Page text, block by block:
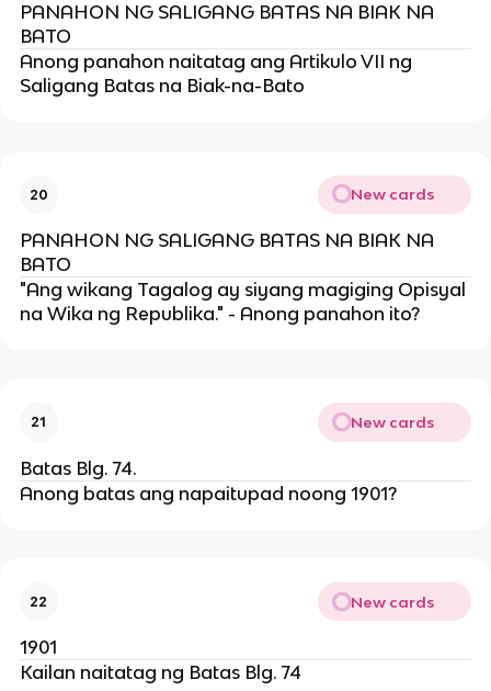
PANAHON NG SALIGANG BATAS NA BIAK NA
BATO
Anong panahon naitatag ang Artikulo VII ng
Saligang Batas na Biak-na-Bato
20 New cards
PANAHON NG SALIGANG BATAS NA BIAK NA
BATO
"Ang wikang Tagalog ay siyang magiging Opisyal
na Wika ng Republika." - Anong panahon ito?
21 New cards
Batas Blg. 74.
Anong batas ang napaitupad noong 1901?
22 New cards
1901
Kailan naitatag ng Batas Blg. 74